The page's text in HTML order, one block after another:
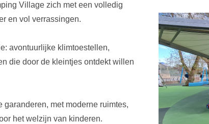
Village zich met een volledig
en vol verrassingen.
avontuurlijke klimtoestellen,
die door de kleintjes ontdekt willen
met moderne ruimtes,
het welzijn van kinderen.